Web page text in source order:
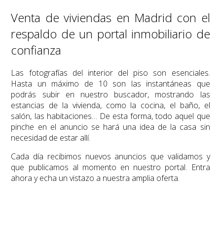
Venta de viviendas en Madrid con el
respaldo de un portal inmobiliario de
confianza
Las fotografías del interior del piso son esenciales.
Hasta un máximo de 10 son las instantáneas que
podrás subir en nuestro buscador, mostrando las
estancias de la vivienda, como la cocina, el baño, el
salón, las habitaciones… De esta forma, todo aquel que
pinche en el anuncio se hará una idea de la casa sin
necesidad de estar allí.
Cada día recibimos nuevos anuncios que validamos y
que publicamos al momento en nuestro portal. Entra
ahora y echa un vistazo a nuestra amplia oferta.